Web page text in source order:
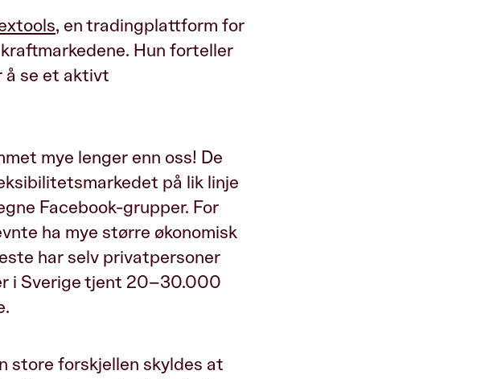
, en tradingplattform for
Hun forteller
å se et aktivt
mye lenger enn oss! De
på lik linje
Facebook-grupper. For
ha mye større økonomisk
har selv privatpersoner
i Sverige tjent 20–30.000
store forskjellen skyldes at